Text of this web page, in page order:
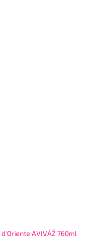
d'Oriente AVIVÁŽ 760ml